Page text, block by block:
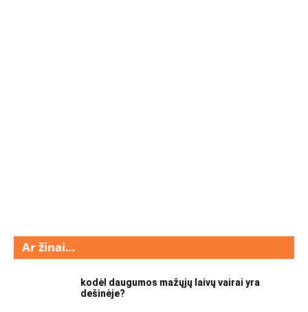
Ar žinai…
kodėl daugumos mažųjų laivų vairai yra
dešinėje?